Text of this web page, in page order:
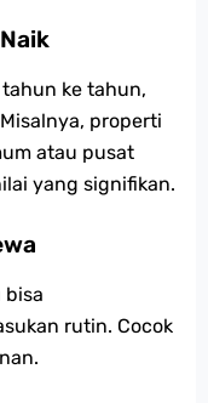
ke tahun,
properti
atau pusat
yang signifikan.
bisa
rutin. Cocok